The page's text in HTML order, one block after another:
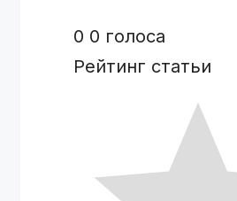
0 0 голоса
Рейтинг статьи